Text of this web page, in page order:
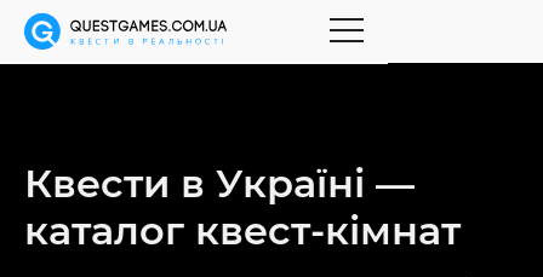
Квести в Україні —
каталог квест-кімнат